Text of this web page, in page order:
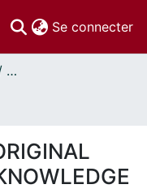
Se connecter
Faculté de médecine // Faculty of Medicine